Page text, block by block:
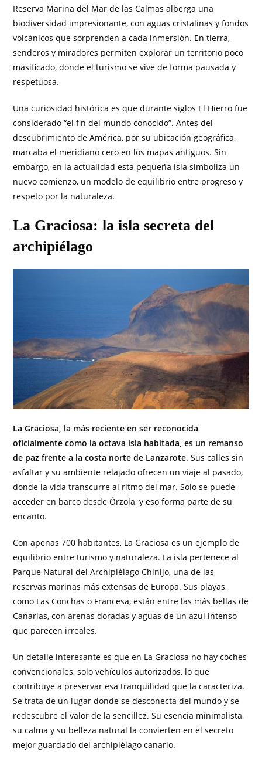
Reserva Marina del Mar de las Calmas alberga una
biodiversidad impresionante, con aguas cristalinas y fondos
volcánicos que sorprenden a cada inmersión. En tierra,
senderos y miradores permiten explorar un territorio poco
masificado, donde el turismo se vive de forma pausada y
respetuosa.
Una curiosidad histórica es que durante siglos El Hierro fue
considerado “el fin del mundo conocido”. Antes del
descubrimiento de América, por su ubicación geográfica,
marcaba el meridiano cero en los mapas antiguos. Sin
embargo, en la actualidad esta pequeña isla simboliza un
nuevo comienzo, un modelo de equilibrio entre progreso y
respeto por la naturaleza.
La Graciosa: la isla secreta del
archipiélago
La Graciosa, la más reciente en ser reconocida
oficialmente como la octava isla habitada, es un remanso
de paz frente a la costa norte de Lanzarote. Sus calles sin
asfaltar y su ambiente relajado ofrecen un viaje al pasado,
donde la vida transcurre al ritmo del mar. Solo se puede
acceder en barco desde Órzola, y eso forma parte de su
encanto.
Con apenas 700 habitantes, La Graciosa es un ejemplo de
equilibrio entre turismo y naturaleza. La isla pertenece al
Parque Natural del Archipiélago Chinijo, una de las
reservas marinas más extensas de Europa. Sus playas,
como Las Conchas o Francesa, están entre las más bellas de
Canarias, con arenas doradas y aguas de un azul intenso
que parecen irreales.
Un detalle interesante es que en La Graciosa no hay coches
convencionales, solo vehículos autorizados, lo que
contribuye a preservar esa tranquilidad que la caracteriza.
Se trata de un lugar donde se desconecta del mundo y se
redescubre el valor de la sencillez. Su esencia minimalista,
su calma y su belleza natural la convierten en el secreto
mejor guardado del archipiélago canario.